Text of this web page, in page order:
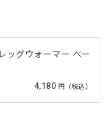
ッグウォーマー ベー
4,180 円（税込）